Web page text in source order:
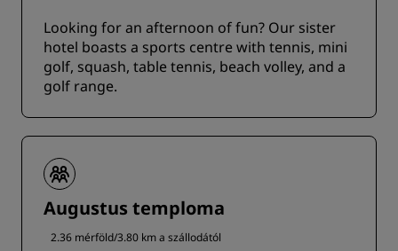
Looking for an afternoon of fun? Our sister
hotel boasts a sports centre with tennis, mini
golf, squash, table tennis, beach volley, and a
golf range.
Augustus temploma
2.36 mérföld/3.80 km a szállodától